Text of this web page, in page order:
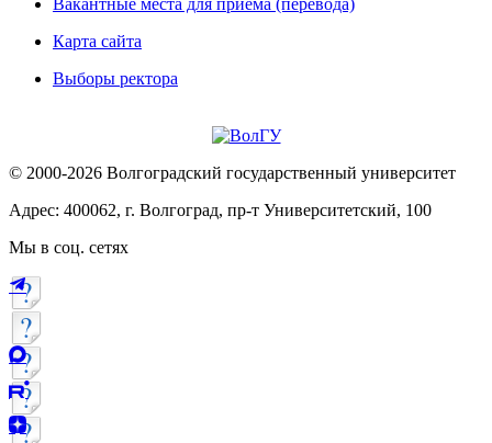
Вакантные места для приема (перевода)
Карта сайта
Выборы ректора
© 2000-2026 Волгоградский государственный университет
Адрес: 400062, г. Волгоград, пр-т Университетский, 100
Мы в соц. сетях